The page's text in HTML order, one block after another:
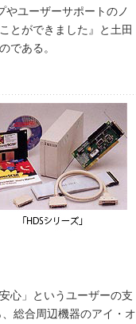
やユーザーサポートのノ
とができました』と土田
である。
心」というユーザーの支
総合周辺機器のアイ・オ